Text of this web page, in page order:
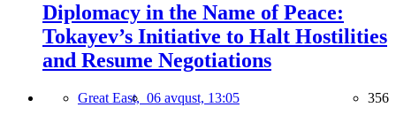
Diplomacy in the Name of Peace:
Tokayev’s Initiative to Halt Hostilities
and Resume Negotiations
Great East, 06 avqust, 13:05 356